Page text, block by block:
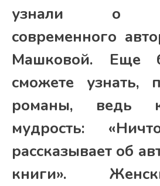
узнали о
современного
Машковой. Еще
сможете узнать,
романы, ведь
мудрость:
рассказывает об
книги».